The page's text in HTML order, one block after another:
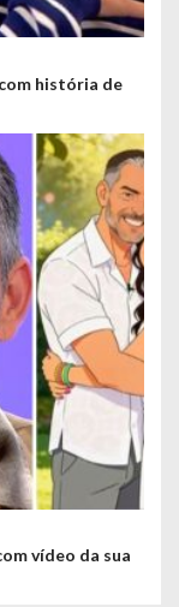
história de
vídeo da sua